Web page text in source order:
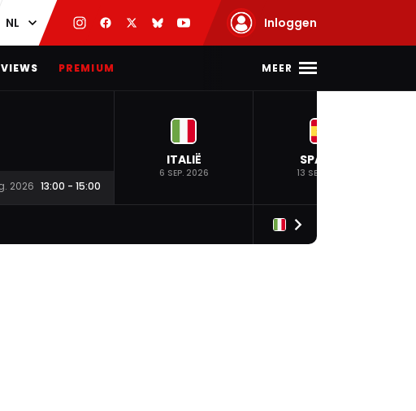
Inloggen
PREMIUM MEER
2026 13:00 - 15:00
ITALIË
6 SEP. 2026
SPANJE
13 SEP. 2026